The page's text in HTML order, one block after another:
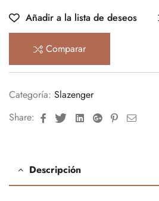
Añadir a la lista de deseos
Comparar
Categoría: Slazenger
Share:
FacebookTwitterLinkedinGoogle+Pinterest
Email
Descripción